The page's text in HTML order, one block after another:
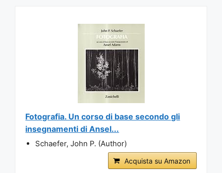
Fotografia. Un corso di base secondo gli
insegnamenti di Ansel...
Schaefer, John P. (Author)
Acquista su Amazon